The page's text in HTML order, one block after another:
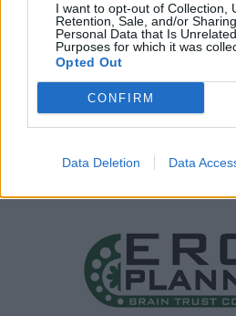
I want to opt-out of Collection,
Retention, Sale, and/or
Personal Data that Is
Purposes for which it was
Opted Out
CONFIRM
Data Deletion Data